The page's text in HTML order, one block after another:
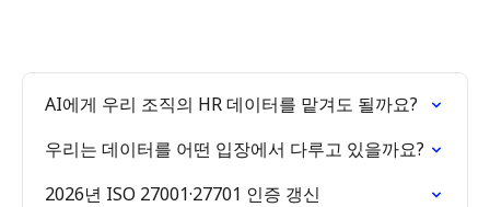
AI에게 우리 조직의 HR 데이터를 맡겨도 될까요?
우리는 데이터를 어떤 입장에서 다루고 있을까요?
2026년 ISO 27001·27701 인증 갱신